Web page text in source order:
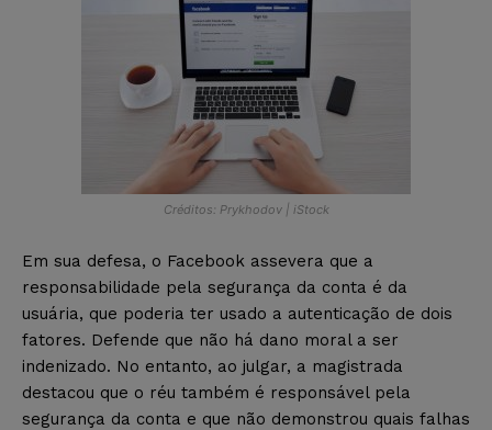
Créditos: Prykhodov | iStock
Em sua defesa, o Facebook assevera que a
responsabilidade pela segurança da conta é da
usuária, que poderia ter usado a autenticação de dois
fatores. Defende que não há dano moral a ser
indenizado. No entanto, ao julgar, a magistrada
destacou que o réu também é responsável pela
segurança da conta e que não demonstrou quais falhas